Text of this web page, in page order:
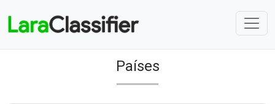
Países